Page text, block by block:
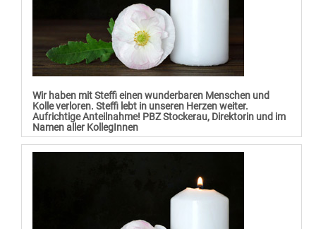
Wir haben mit Steffi einen wunderbaren Menschen und
Kolle verloren. Steffi lebt in unseren Herzen weiter.
Aufrichtige Anteilnahme! PBZ Stockerau, Direktorin und im
Namen aller KollegInnen